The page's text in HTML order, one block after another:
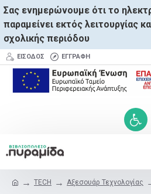
Σας ενημερώνουμε ότι το
παραμείνει εκτός λειτουργίας
σχολικής περιόδου
ΕΊΣΟΔΟΣ ΕΓΓΡΑΦΉ
TECH Αξεσουάρ Τεχνολογίας